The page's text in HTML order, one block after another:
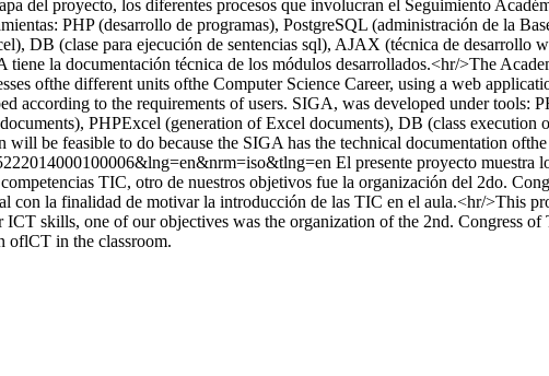
del proyecto, los diferentes procesos que involucran el Seguimiento
PHP (desarrollo de programas), PostgreSQL (administración de la
DB (clase para ejecución de sentencias sql), AJAX (técnica de desarrollo
la documentación técnica de los módulos desarrollados.<hr/>The
ofthe different units ofthe Computer Science Career, using a web
according to the requirements of users. SIGA, was developed under tools:
PHPExcel (generation of Excel documents), DB (class
be feasible to do because the SIGA has the technical documentation
El presente proyecto muestra
TIC, otro de nuestros objetivos fue la organización del 2do.
con la finalidad de motivar la introducción de las TIC en el aula.<hr/>This
skills, one of our objectives was the organization of the 2nd. Congress
oflCT in the classroom.